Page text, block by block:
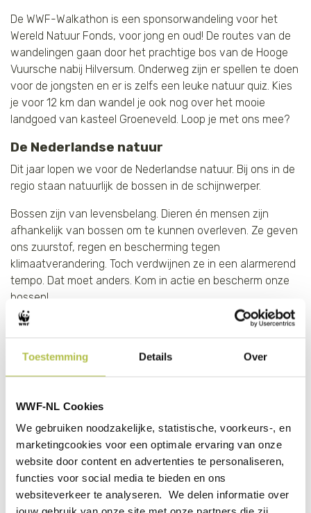
Toestemming Details Over
WWF-NL Cookies
We gebruiken noodzakelijke, statistische, voorkeurs-, en
marketingcookies voor een optimale ervaring van onze
website door content en advertenties te personaliseren,
functies voor social media te bieden en ons
websiteverkeer te analyseren. We delen informatie over
De WWF-Walkathon is een sponsorwandeling voor het
Wereld Natuur Fonds, voor jong en oud! De routes van de
wandelingen gaan door het prachtige bos van de Hooge
Vuursche nabij Hilversum. Onderweg zijn er spellen te doen
voor de jongsten en er is zelfs een leuke natuur quiz. Kies
je voor 12 km dan wandel je ook nog over het mooie
landgoed van kasteel Groeneveld. Loop je met ons mee?
De Nederlandse natuur
Dit jaar lopen we voor de Nederlandse natuur. Bij ons in de
regio staan natuurlijk de bossen in de schijnwerper.
Bossen zijn van levensbelang. Dieren én mensen zijn
afhankelijk van bossen om te kunnen overleven. Ze geven
ons zuurstof, regen en bescherming tegen
klimaatverandering. Toch verdwijnen ze in een alarmerend
tempo. Dat moet anders. Kom in actie en bescherm onze
bossen!
Start je eigen actie
Stuur een mail om je aan te melden
Afstanden en starttijden
van 10:00 - 12:00: 12 km
van 10:00 - 13:00: 6 km
van 10:00 - 14:00: 3 km
Zeeschildpad